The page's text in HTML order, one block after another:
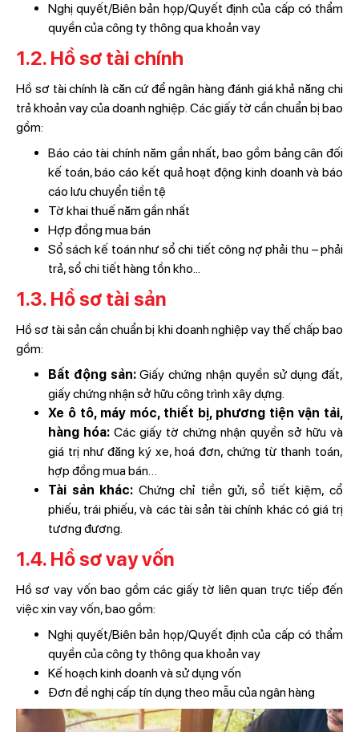
Nghị quyết/Biên bản họp/Quyết định của cấp có thẩm
quyền của công ty thông qua khoản vay
1.2. Hồ sơ tài chính
Hồ sơ tài chính là căn cứ để ngân hàng đánh giá khả năng chi
trả khoản vay của doanh nghiệp. Các giấy tờ cần chuẩn bị bao
gồm:
Báo cáo tài chính năm gần nhất, bao gồm bảng cân đối
kế toán, báo cáo kết quả hoạt động kinh doanh và báo
cáo lưu chuyển tiền tệ
Tờ khai thuế năm gần nhất
Hợp đồng mua bán
Sổ sách kế toán như sổ chi tiết công nợ phải thu – phải
trả, sổ chi tiết hàng tồn kho...
1.3. Hồ sơ tài sản
Hồ sơ tài sản cần chuẩn bị khi doanh nghiệp vay thế chấp bao
gồm:
Bất động sản:Giấy chứng nhận quyền sử dụng đất,
giấy chứng nhận sở hữu công trình xây dựng.
Xe ô tô, máy móc, thiết bị, phương tiện vận tải,
hàng hóa: Các giấy tờ chứng nhận quyền sở hữu và
giá trị như đăng ký xe, hoá đơn, chứng từ thanh toán,
hợp đồng mua bán…
Tài sản khác: Chứng chỉ tiền gửi, sổ tiết kiệm, cổ
phiếu, trái phiếu, và các tài sản tài chính khác có giá trị
tương đương.
1.4. Hồ sơ vay vốn
Hồ sơ vay vốn bao gồm các giấy tờ liên quan trực tiếp đến
việc xin vay vốn, bao gồm:
Nghị quyết/Biên bản họp/Quyết định của cấp có thẩm
quyền của công ty thông qua khoản vay
Kế hoạch kinh doanh và sử dụng vốn
Đơn đề nghị cấp tín dụng theo mẫu của ngân hàng